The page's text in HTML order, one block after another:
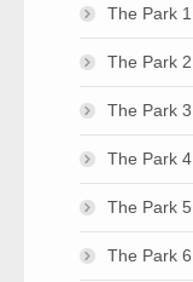
The Park 1
The Park 2
The Park 3
The Park 4
The Park 5
The Park 6